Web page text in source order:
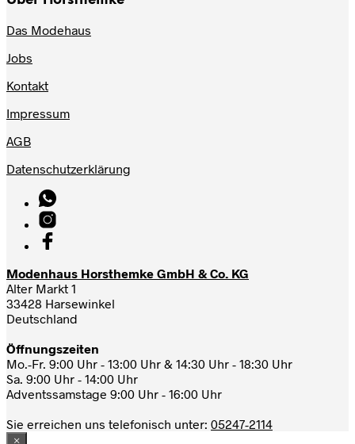
Das Modehaus
Jobs
Kontakt
Impressum
AGB
Datenschutzerklärung
Modenhaus Horsthemke GmbH & Co. KG
Alter Markt 1
33428 Harsewinkel
Deutschland
Öffnungszeiten
Mo.-Fr. 9:00 Uhr - 13:00 Uhr & 14:30 Uhr - 18:30 Uhr
Sa. 9:00 Uhr - 14:00 Uhr
Adventssamstage 9:00 Uhr - 16:00 Uhr
Sie erreichen uns telefonisch unter: 05247-2114
×